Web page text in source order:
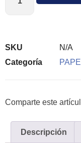
SKU
N/A
Categoría
Comparte este
Descripción